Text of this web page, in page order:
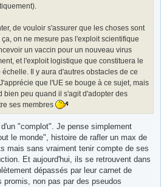
de vouloir s'assurer que les choses sont
on ne mesure pas l'exploit scientifique
un vaccin pour un nouveau virus
et l'exploit logistique que constituera le
Il y aura d'autres obstacles de ce
que l'UE se bouge à ce sujet, mais
bien peu quand il s'agit d'adopter des
ses membres
"complot". Je pense simplement
le monde", histoire de rafler un max de
mais sans vraiment tenir compte de ses
Et aujourd'hui, ils se retrouvent dans
dépassés par leur carnet de
non pas par des pseudos